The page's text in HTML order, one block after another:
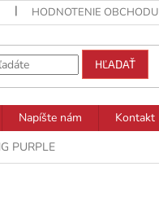
HODNOTENIE OBCHODU
HĽADAŤ
Napíšte nám Kontakt
PURPLE